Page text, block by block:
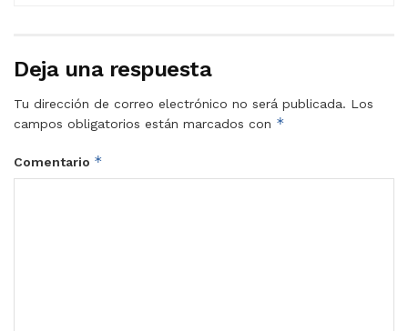
Deja una respuesta
Tu dirección de correo electrónico no será publicada. Los
campos obligatorios están marcados con *
Comentario *